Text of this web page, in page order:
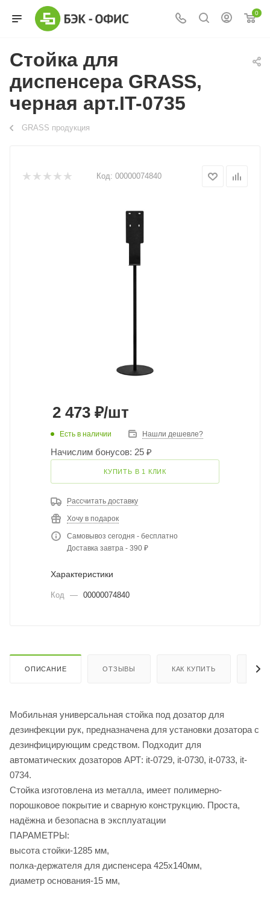
0
Стойка для
диспенсера GRASS,
черная арт.IT-0735
GRASS продукция
Код: 00000074840
2 473 ₽/шт
Есть в наличии Нашли дешевле?
Начислим бонусов: 25 ₽
КУПИТЬ В 1 КЛИК
Рассчитать доставку
Хочу в подарок
Самовывоз сегодня - бесплатно
Доставка завтра - 390 ₽
Характеристики
Код — 00000074840
ОПИСАНИЕ ОТЗЫВЫ КАК КУПИТЬ
Мобильная универсальная стойка под дозатор для
дезинфекции рук, предназначена для установки дозатора с
дезинфицирующим средством. Подходит для
автоматических дозаторов АРТ: it-0729, it-0730, it-0733, it-
0734.
Стойка изготовлена из металла, имеет полимерно-
порошковое покрытие и сварную конструкцию. Проста,
надёжна и безопасна в эксплуатации
ПАРАМЕТРЫ:
высота стойки-1285 мм,
полка-держателя для диспенсера 425х140мм,
диаметр основания-15 мм,